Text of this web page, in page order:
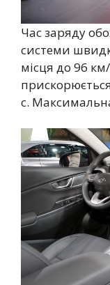
Час заряду
системи
місця до 96
с.